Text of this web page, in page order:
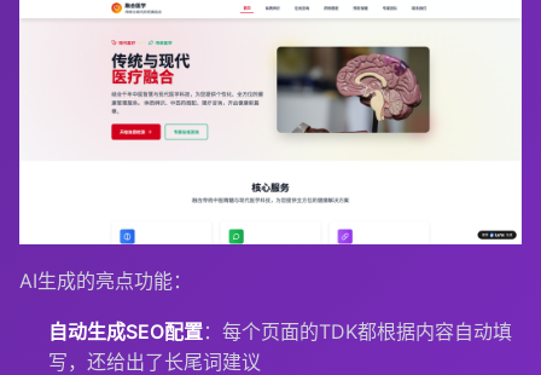
AI生成的亮点功能：
自动生成SEO配置：每个页面的TDK都根据内容自动填
写，还给出了长尾词建议